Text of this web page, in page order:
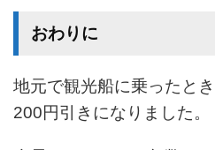
おわりに
地元で観光船に乗ったと
200円引きになりました。